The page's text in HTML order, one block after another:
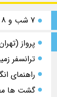
7 شب و 8 روز
پرواز
ترانسفر
راهنمای
گشت ها